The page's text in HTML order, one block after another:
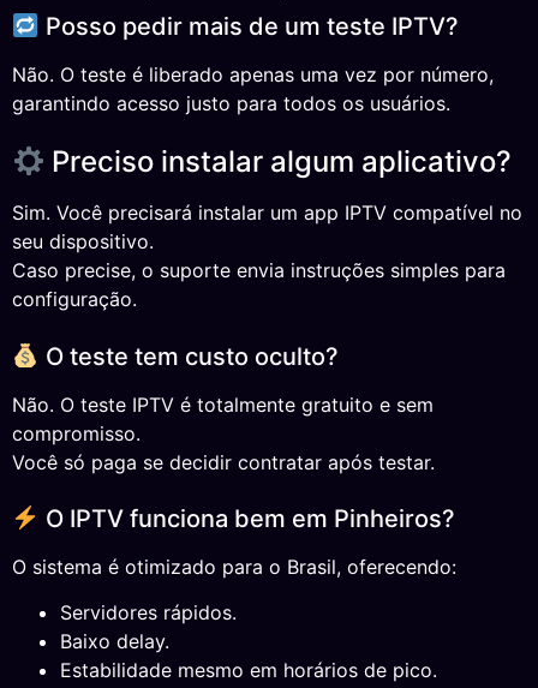
Posso pedir mais de um teste IPTV?
Não. O teste é liberado apenas uma vez por número,
garantindo acesso justo para todos os usuários.
Preciso instalar algum aplicativo?
Sim. Você precisará instalar um app IPTV compatível no
seu dispositivo.
Caso precise, o suporte envia instruções simples para
configuração.
O teste tem custo oculto?
Não. O teste IPTV é totalmente gratuito e sem
compromisso.
Você só paga se decidir contratar após testar.
O IPTV funciona bem em Pinheiros?
O sistema é otimizado para o Brasil, oferecendo:
Servidores rápidos.
Baixo delay.
Estabilidade mesmo em horários de pico.